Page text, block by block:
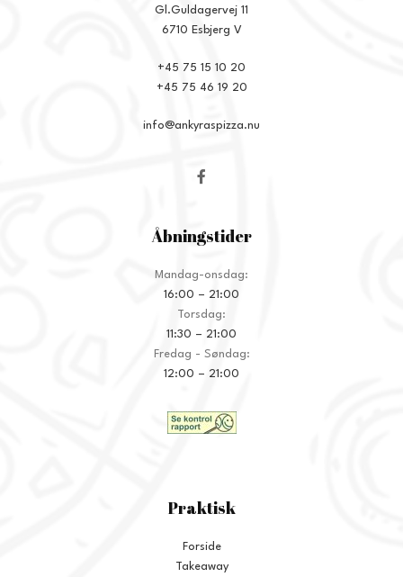
Gl.Guldagervej 11
6710 Esbjerg V
+45 75 15 10 20
+45 75 46 19 20
info@ankyraspizza.nu
Åbningstider
Mandag-onsdag:
16:00 – 21:00
Torsdag:
11:30 – 21:00
Fredag - Søndag:
12:00 – 21:00
Praktisk
Forside
Takeaway